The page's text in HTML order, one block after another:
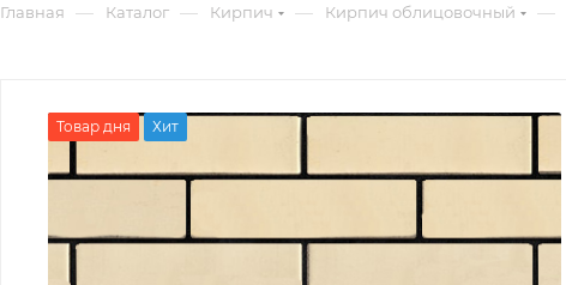
Главная — Каталог — Кирпич — Кирпич облицовочный —
Товар дня Хит